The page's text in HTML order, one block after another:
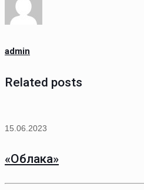
admin
Related posts
15.06.2023
«Облака»